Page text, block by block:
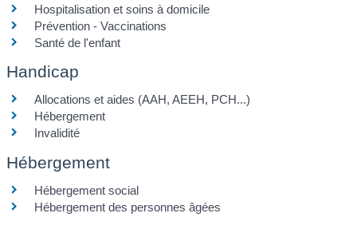
Hospitalisation et soins à domicile
Prévention - Vaccinations
Santé de l'enfant
Handicap
Allocations et aides (AAH, AEEH, PCH...)
Hébergement
Invalidité
Hébergement
Hébergement social
Hébergement des personnes âgées